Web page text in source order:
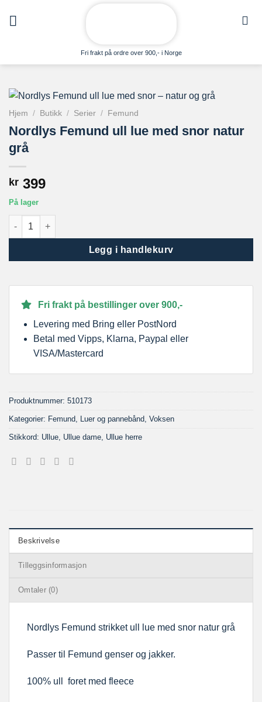
Fri frakt på ordre over 900,- i Norge
Hjem / Butikk / Serier / Femund
Nordlys Femund ull lue med snor natur
grå
kr 399
På lager
Nordlys Femund ull lue med snor natur grå antall
Legg i handlekurv
Fri frakt på bestillinger over 900,-
Levering med Bring eller PostNord
Betal med Vipps, Klarna, Paypal eller
VISA/Mastercard
Produktnummer: 510173
Kategorier: Femund Luer og pannebånd Voksen
Stikkord: Ullue Ullue dame Ullue herre
Beskrivelse
Tilleggsinformasjon
Omtaler (0)
Nordlys Femund strikket ull lue med snor natur grå
Passer til Femund genser og jakker.
100% ull foret med fleece